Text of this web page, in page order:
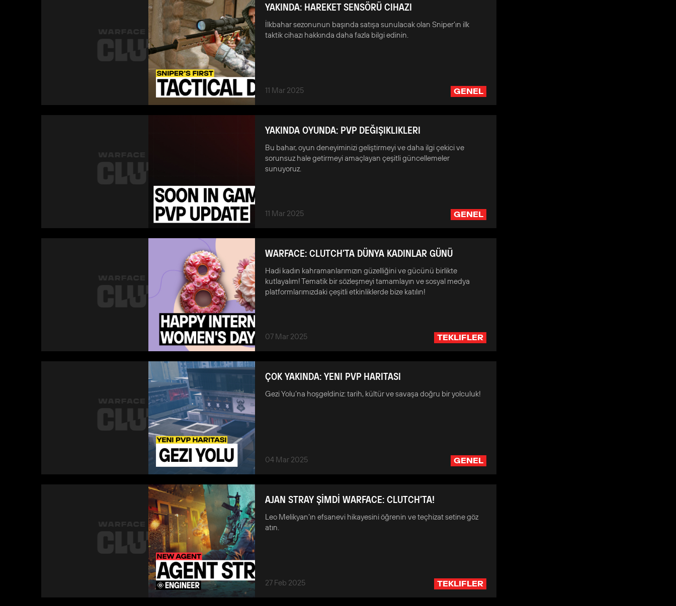
YAKINDA: HAREKET SENSÖRÜ CIHAZI
İlkbahar sezonunun başında satışa sunulacak olan Sniper’ın ilk
taktik cihazı hakkında daha fazla bilgi edinin.
11 Mar 2025 GENEL
YAKINDA OYUNDA: PVP DEĞIŞIKLIKLERI
Bu bahar, oyun deneyiminizi geliştirmeyi ve daha ilgi çekici ve
sorunsuz hale getirmeyi amaçlayan çeşitli güncellemeler
sunuyoruz.
11 Mar 2025 GENEL
WARFACE: CLUTCH’TA DÜNYA KADINLAR GÜNÜ
Hadi kadın kahramanlarımızın güzelliğini ve gücünü birlikte
kutlayalım! Tematik bir sözleşmeyi tamamlayın ve sosyal medya
platformlarımızdaki çeşitli etkinliklerde bize katılın!
07 Mar 2025 TEKLIFLER
ÇOK YAKINDA: YENI PVP HARITASI
Gezi Yolu’na hoşgeldiniz: tarih, kültür ve savaşa doğru bir yolculuk!
04 Mar 2025 GENEL
AJAN STRAY ŞİMDİ WARFACE: CLUTCH’TA!
Leo Melikyan’ın efsanevi hikayesini öğrenin ve teçhizat setine göz
atın.
27 Feb 2025 TEKLIFLER